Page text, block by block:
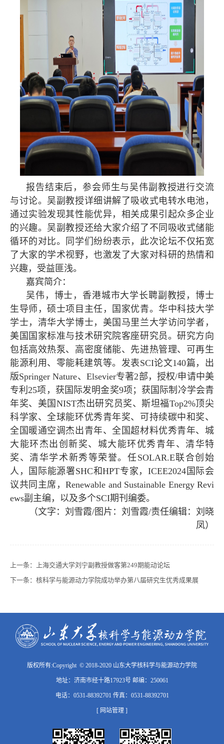
报告结束后，参会师生与吴伟副教授进行交流
与讨论。吴副教授详细讲解了吸收式电转水电池，
通过实验发现其性能优异，相关成果引起众多企业
的兴趣。吴副教授还给大家介绍了不同吸收式储能
循环的对比。同学们纷纷表示，此次论坛不仅拓宽
了大家的学术视野，也激发了大家对科研的热情和
兴趣，受益匪浅。
嘉宾简介：
吴伟，博士，香港城市大学长聘副教授，博士
生导师，硕士项目主任，国家优青。华中科技大学
学士，清华大学博士，美国马里兰大学访问学者，
美国国家标准与技术研究院客座研究员。研究方向
包括高效热泵、高密度储能、先进热管理、可再生
能源利用、零能耗建筑等。发表SCI论文140篇，出
版Springer Nature、Elsevier专著2部，授权/申请中美
专利25项，获国际发明金奖9项；获国际制冷学会青
年奖、美国 NIST杰出研究员奖、斯坦福Top2%顶尖
科学家、全球能环优秀青年奖、可持续碳中和奖、
全国暖通空调杰出青年、全国超材料优秀青年、城
大能环杰出创新奖、城大能环优秀青年、清华特
奖、清华学术新秀等荣誉。任SOLAR.E联合创始
人，国际能源署SHC和HPT专家， ICEE2024国际会
议共同主席， Renewable and Sustainable Energy Revi
ews副主编，以及多个SCI期刊编委。
（文字：刘雪霞/图片：刘雪霞/责任编辑：刘晓
凤）
上一条：
上海交通大学刘宁副教授做客第249期能动论坛
下一条： 核科学与能源动力学院成功举办第八届研究生优秀成果展
版权所有:Copyright © 2018-2020 山东大学核科学与能源动力学院
地址：济南市经十路17923号 邮编：250061
电话：0531-88392701 传真：0531-88392701
[ 网站管理 ]